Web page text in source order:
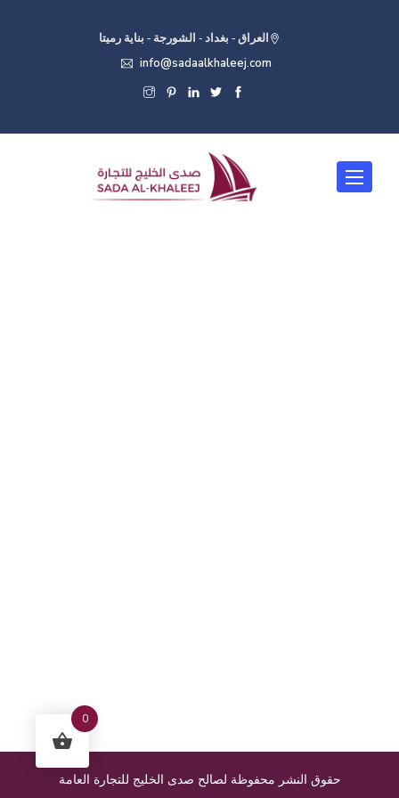
العراق - بغداد - الشورجة - بناية رميتا
info@sadaalkhaleej.com
حقوق النشر محفوظة لصالح صدى الخليج للتجارة العامة
0